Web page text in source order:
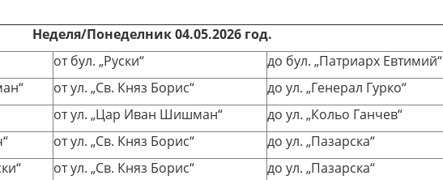
Неделя/Понеделник04.05.2026 год.
от бул. „Руски“
до бул. „Патриарх Евтимий“
от ул. „Св. Княз Борис“
до ул. „Генерал Гурко“
от ул. „Цар Иван Шишман“
до ул. „Кольо Ганчев“
от ул. „Св. Княз Борис“
до ул. „Пазарска“
от ул. „Св. Княз Борис“
до ул. „Пазарска“